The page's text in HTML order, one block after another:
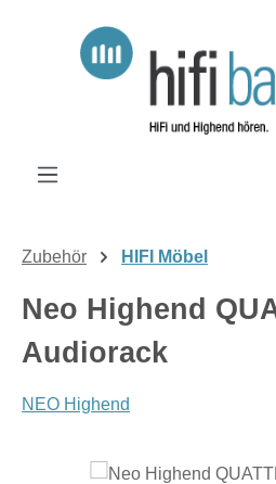
Zum Hauptinhalt springen
Zubehör HIFI Möbel
Neo Highend
Audiorack
NEO Highend
Bildergalerie überspringen